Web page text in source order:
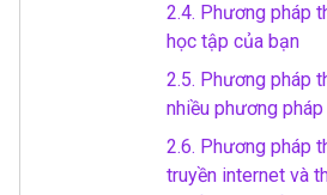
2.4. Phương pháp
học tập của bạn
2.5. Phương pháp
nhiều phương
2.6. Phương pháp
truyền internet và